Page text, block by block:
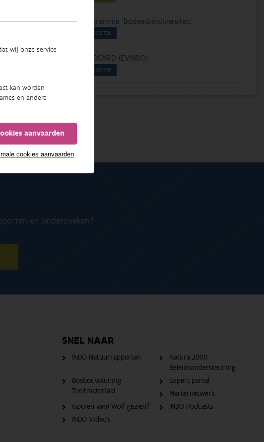
wij onze service
kan worden
en andere
aanvaarden
cookies aanvaarden
Programma 'Bodembiodiversiteit'
PROJECTEN
WILDCARD (EVINBO)
PROJECTEN
en onderzoeken?
SNEL NAAR
INBO Natuurrapporten
Natura 2000
Beleidsondersteuning
Bosbouwkundig
Teeltmateriaal
Expert portal
Marternetwerk
(sporen van) Wolf gezien?
INBO Podcasts
INBO Video's